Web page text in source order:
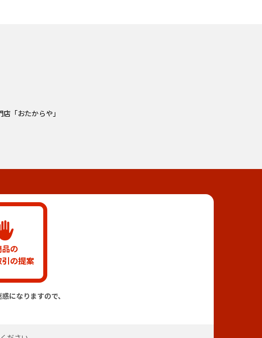
店「おたからや」
品の
の提案
になりますので、